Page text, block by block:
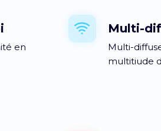
en
Multi-
Multi-
multitiude